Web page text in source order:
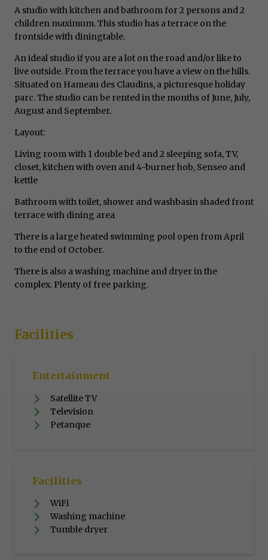
A studio with kitchen and bathroom for 2 persons and 2
children maximum. This studio has a terrace on the
frontside with diningtable.
An ideal studio if you are a lot on the road and/or like to
live outside. From the terrace you have a view on the hills.
Situated on Hameau des Claudins, a picturesque holiday
parc. The studio can be rented in the months of June, July,
August and September.
Layout:
Living room with 1 double bed and 2 sleeping sofa, TV,
closet, kitchen with oven and 4-burner hob, Senseo and
kettle
Bathroom with toilet, shower and washbasin shaded front
terrace with dining area
There is a large heated swimming pool open from April
to the end of October.
There is also a washing machine and dryer in the
complex. Plenty of free parking.
Facilities
Entertainment
Satellite TV
Television
Petanque
Facilities
WiFi
Washing machine
Tumble dryer